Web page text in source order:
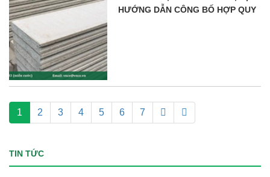
HƯỚNG DẪN CÔNG BỐ HỢP QUY
1 2 3 4 5 6 7
TIN TỨC